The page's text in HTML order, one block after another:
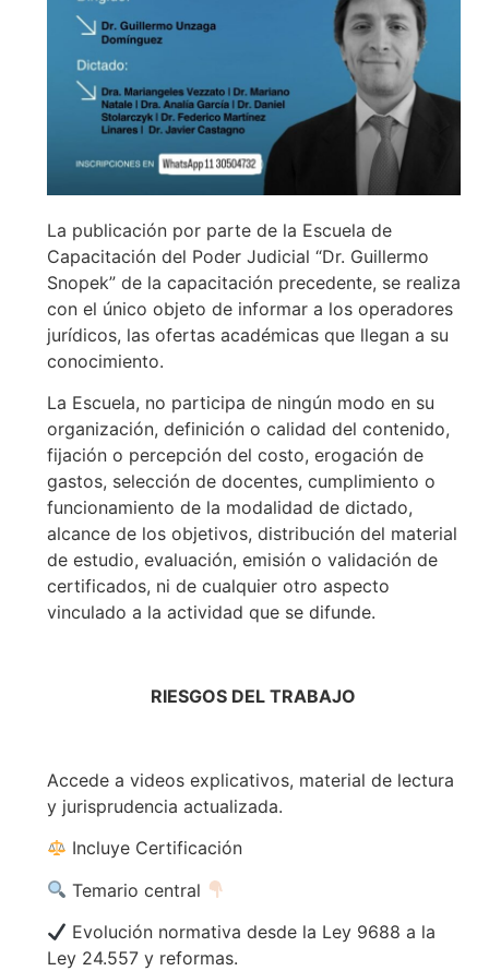
La publicación por parte de la Escuela de
Capacitación del Poder Judicial “Dr. Guillermo
Snopek” de la capacitación precedente, se realiza
con el único objeto de informar a los operadores
jurídicos, las ofertas académicas que llegan a su
conocimiento.
La Escuela, no participa de ningún modo en su
organización, definición o calidad del contenido,
fijación o percepción del costo, erogación de
gastos, selección de docentes, cumplimiento o
funcionamiento de la modalidad de dictado,
alcance de los objetivos, distribución del material
de estudio, evaluación, emisión o validación de
certificados, ni de cualquier otro aspecto
vinculado a la actividad que se difunde.
RIESGOS DEL TRABAJO
Accede a videos explicativos, material de lectura
y jurisprudencia actualizada.
Incluye Certificación
Temario central
Evolución normativa desde la Ley 9688 a la
Ley 24.557 y reformas.